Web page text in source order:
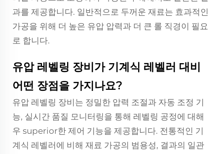
과를 제공합니다. 일반적으로 두꺼운 재료는 효과적인
가공을 위해 더 높은 유압 압력과 더 큰 롤 직경이 필요
로 합니다.
유압 레벨링 장비가 기계식 레벨러 대비
어떤 장점을 가지나요?
유압 레벨링 장비는 정밀한 압력 조절과 자동 조정 기
능, 실시간 품질 모니터링을 통해 레벨링 공정에 대해
우 superior한 제어 기능을 제공합니다. 전통적인 기
계식 레벨러에 비해 재료 가공의 범용성, 결과의 일관